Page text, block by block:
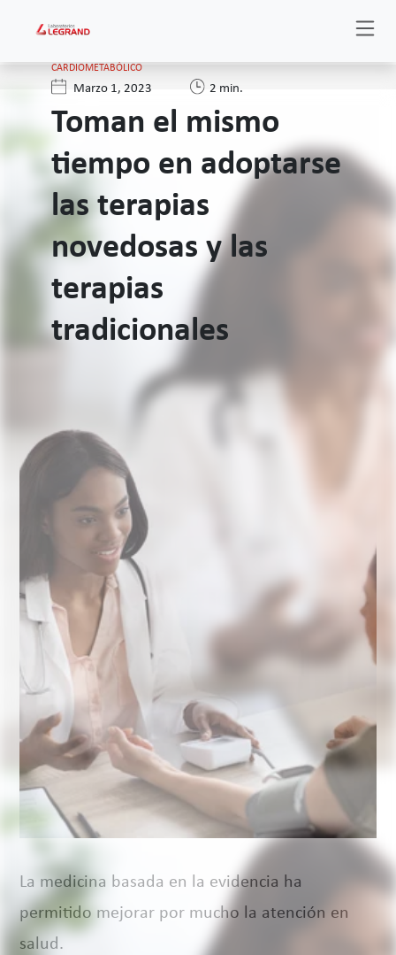
CARDIOMETABÓLICO
Marzo 1, 2023 2 min.
Toman el mismo
tiempo en adoptarse
las terapias
novedosas y las
terapias
tradicionales
La medicina basada en la evidencia ha
permitido mejorar por mucho la atención en
salud.